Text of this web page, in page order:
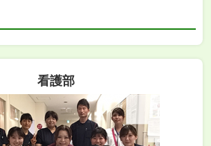
看護部